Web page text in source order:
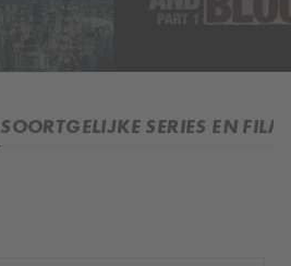
SOORTGELIJKE SERIES EN